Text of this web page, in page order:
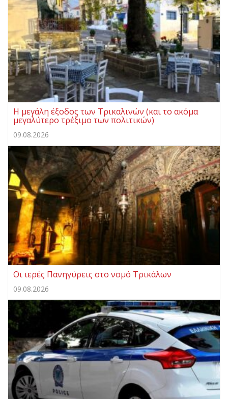
Η μεγάλη έξοδος των Τρικαλινών (και το ακόμα
μεγαλύτερο τρέξιμο των πολιτικών)
09.08.2026
Οι ιερές Πανηγύρεις στο νομό Τρικάλων
09.08.2026